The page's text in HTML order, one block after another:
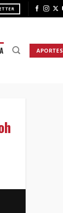
APORTES